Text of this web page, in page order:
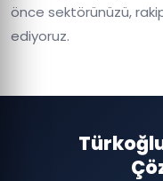
önce sektörünüzü,
ediyoruz.